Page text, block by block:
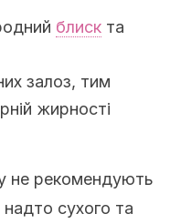
блиск та
залоз, тим
жирності
не рекомендують
сухого та